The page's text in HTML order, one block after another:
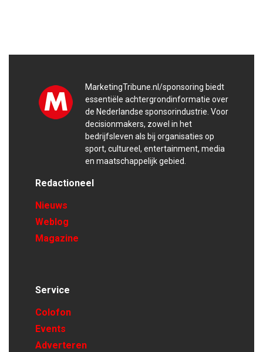
MarketingTribune.nl/sponsoring biedt
essentiële achtergrondinformatie over
de Nederlandse sponsorindustrie. Voor
decisionmakers, zowel in het
bedrijfsleven als bij organisaties op
sport, cultureel, entertainment, media
en maatschappelijk gebied.
Redactioneel
Nieuws
Weblog
Magazine
Service
Colofon
Events
Adverteren